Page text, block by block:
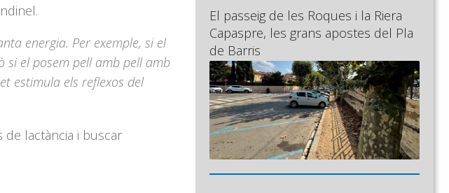
energia. Per exemple, si el
si el posem pell amb pell amb
estimula els reflexos del
de lactància i buscar
El passeig de les Roques i la Riera
Capaspre, les grans apostes del Pla
de Barris